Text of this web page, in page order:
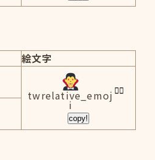
絵文字
twrelative_emoj
i
copy!